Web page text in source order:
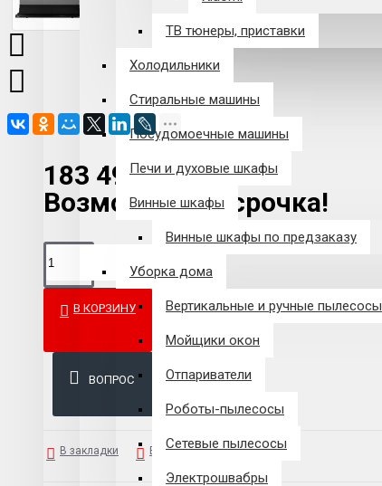
ТВ тюнеры, приставки
Холодильники
Стиральные машины
Посудомоечные машины
Печи и духовые шкафы
Винные шкафы
Винные шкафы по предзаказу
Уборка дома
Вертикальные и ручные пылесосы
Мойщики окон
Отпариватели
Роботы-пылесосы
Сетевые пылесосы
Электрошвабры
183 492 р.
Возможна рассрочка!
В КОРЗИНУ
ВОПРОС
В закладки В сравнение